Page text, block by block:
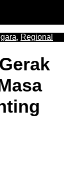
, Regional